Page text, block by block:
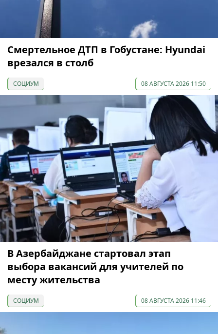
Смертельное ДТП в Гобустане: Hyundai
врезался в столб
СОЦИУМ 08 АВГУСТА 2026 11:50
В Азербайджане стартовал этап
выбора вакансий для учителей по
месту жительства
СОЦИУМ 08 АВГУСТА 2026 11:46